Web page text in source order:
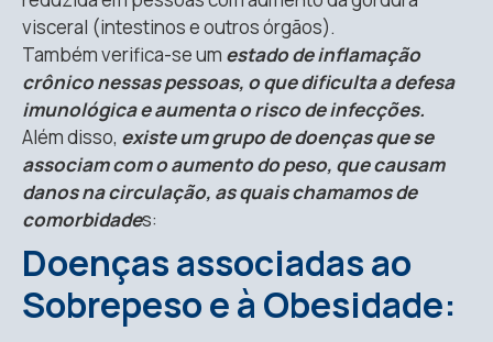
visceral (intestinos e outros órgãos).
Também verifica-se um estado de inflamação
crônico nessas pessoas, o que dificulta a defesa
imunológica e aumenta o risco de infecções.
Além disso, existe um grupo de doenças que se
associam com o aumento do peso, que causam
danos na circulação, as quais chamamos de
comorbidades:
Doenças associadas ao
Sobrepeso e à Obesidade: